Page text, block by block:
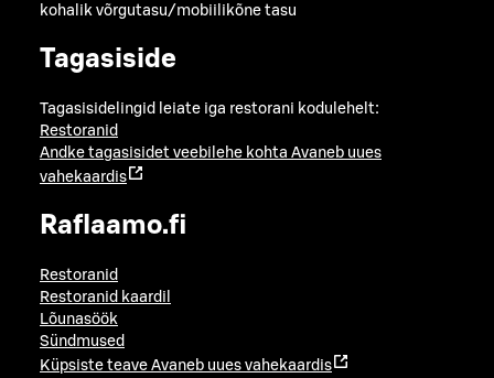
kohalik võrgutasu/mobiilikõne tasu
Tagasiside
Tagasisidelingid leiate iga restorani kodulehelt:
Restoranid
Andke tagasisidet veebilehe kohta Avaneb uues
vahekaardis
Raflaamo.fi
Restoranid
Restoranid kaardil
Lõunasöök
Sündmused
Küpsiste teave Avaneb uues vahekaardis